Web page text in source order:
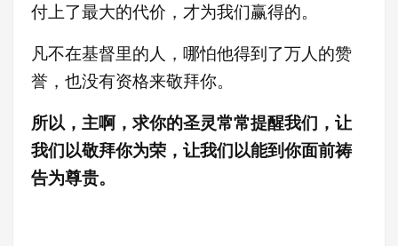
付上了最大的代价，才为我们赢得的。
凡不在基督里的人，哪怕他得到了万人的赞
誉，也没有资格来敬拜你。
所以，主啊，求你的圣灵常常提醒我们，让
我们以敬拜你为荣，让我们以能到你面前祷
告为尊贵。